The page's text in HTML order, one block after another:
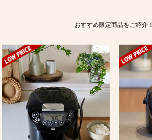
おすすめ限定商品をご紹介！